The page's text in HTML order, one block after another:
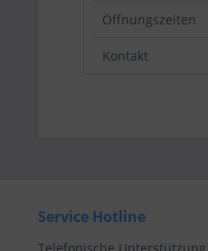
Öffnungszeiten
Kontakt
Service Hotline